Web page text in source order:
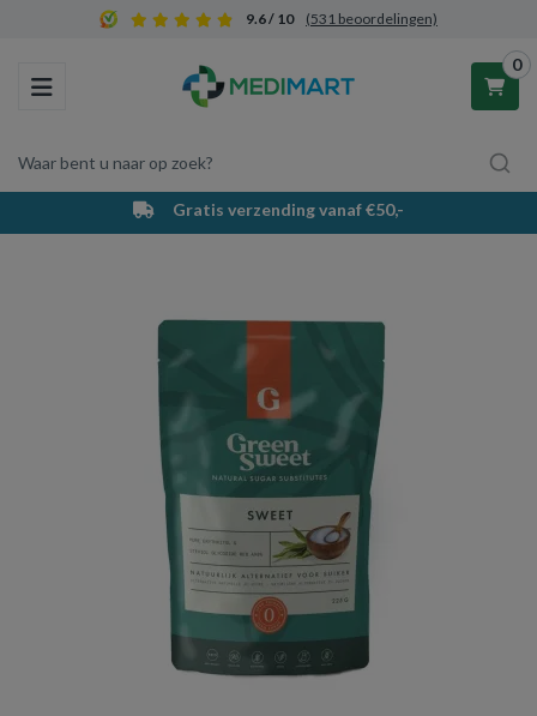
9.6 / 10 (531 beoordelingen)
Toggle navigation
Waar bent u naar op zoek?
0
Winkelwagen
Uw winkelwagen is leeg.
Vul hem met producten.
Gratis verzending vanaf €50,-